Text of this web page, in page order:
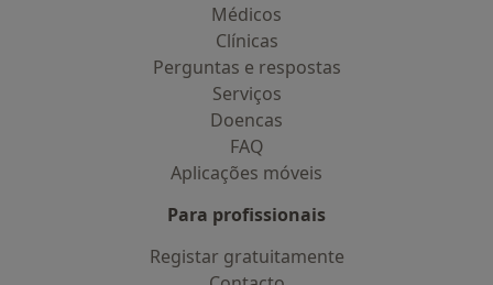
Médicos
Clínicas
Perguntas e respostas
Serviços
Doencas
FAQ
Aplicações móveis
Para profissionais
Registar gratuitamente